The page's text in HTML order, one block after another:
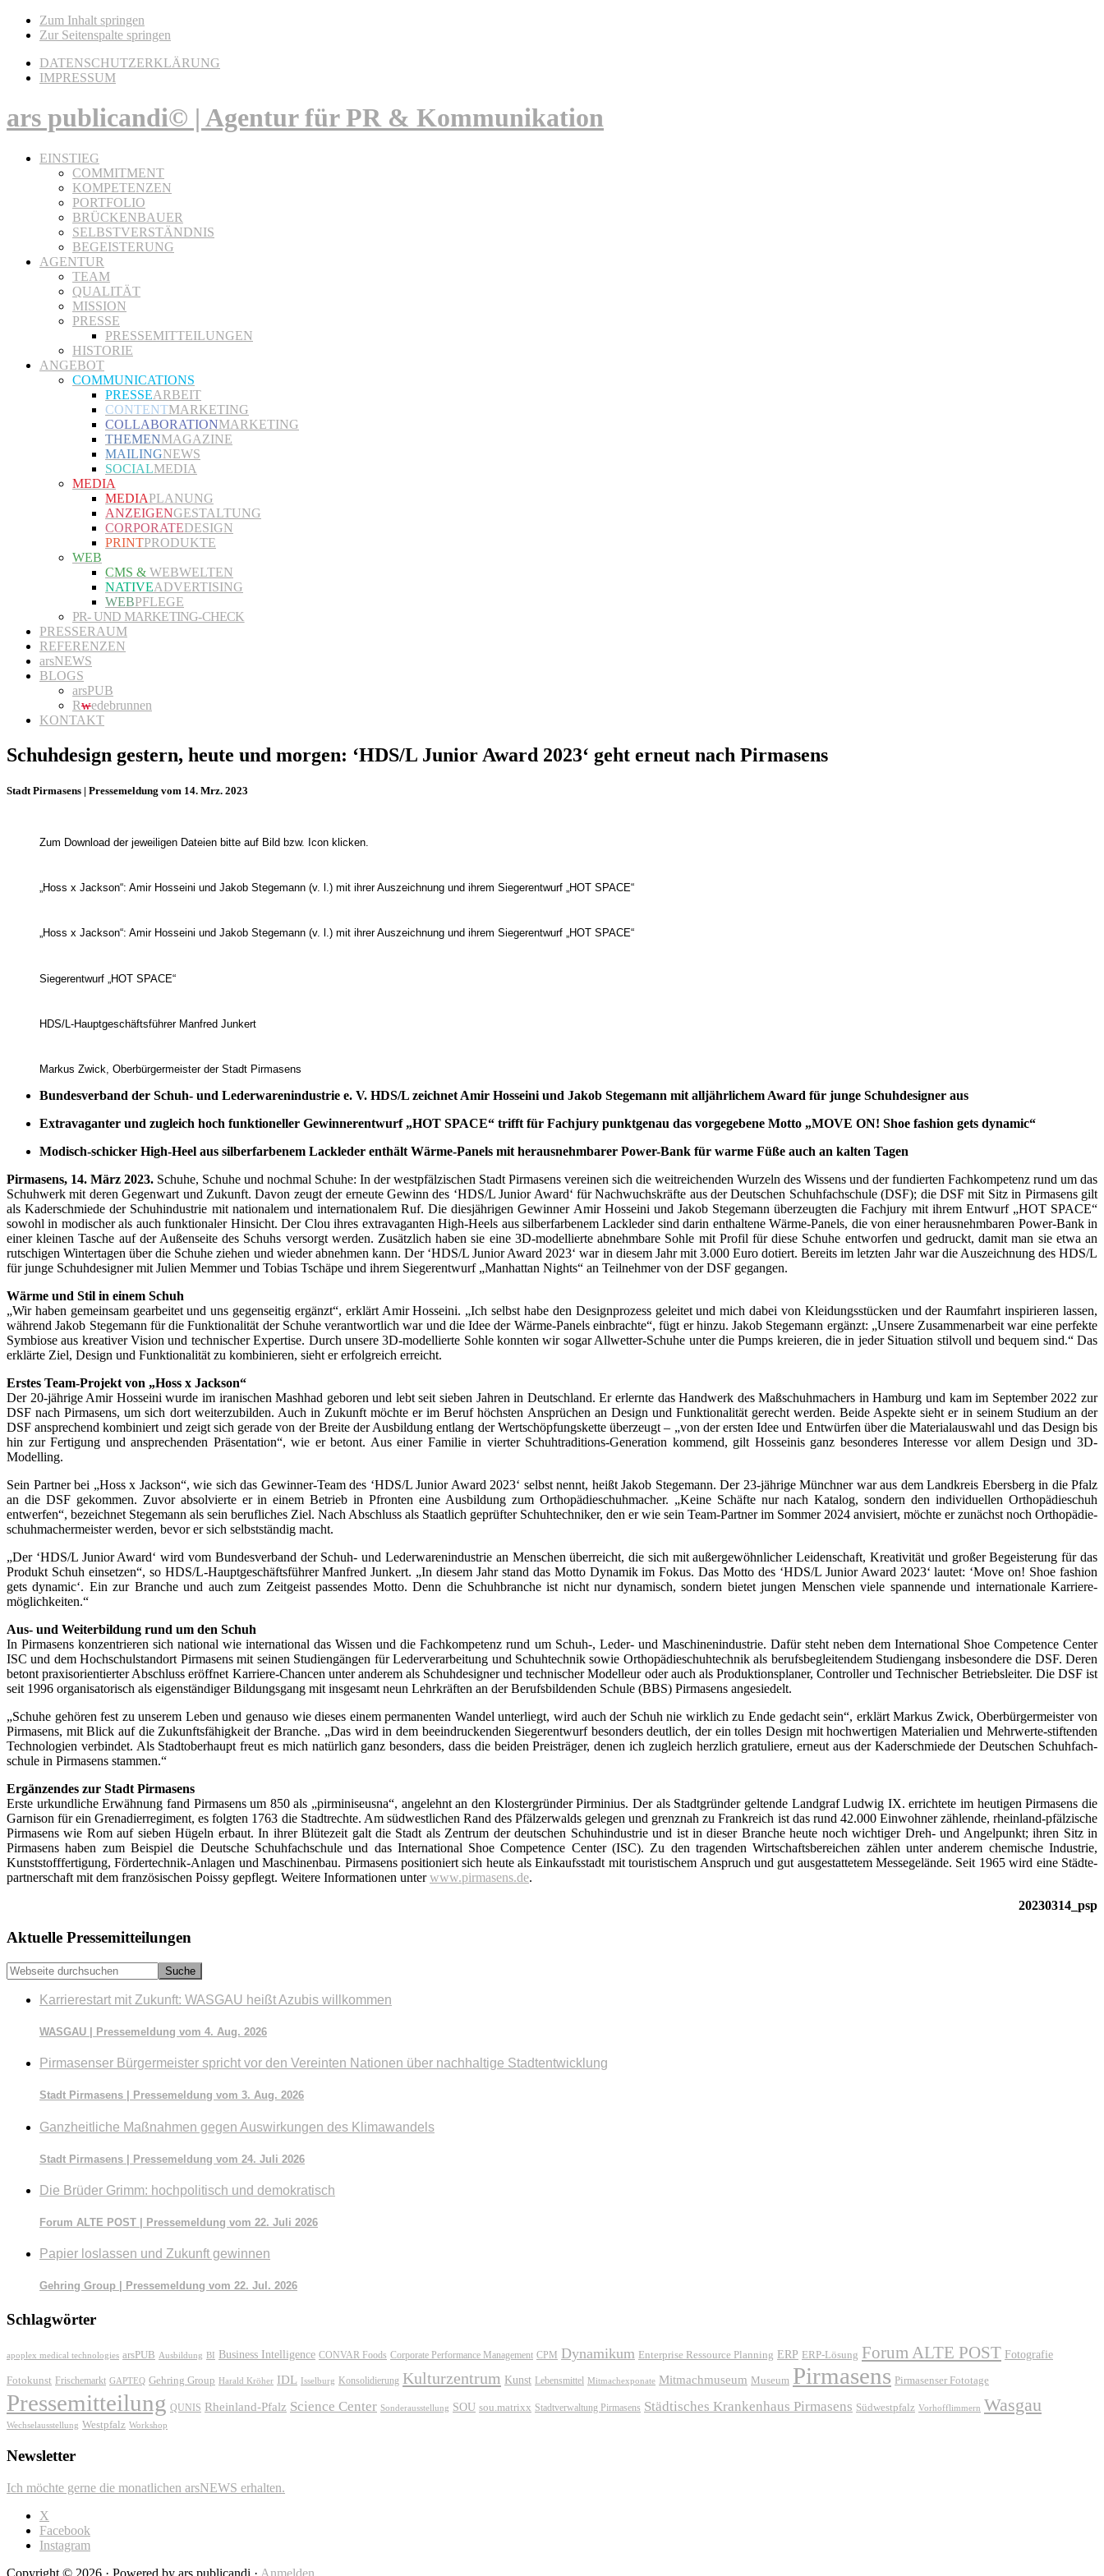
Zum Inhalt springen
Zur Seitenspalte springen
DATENSCHUTZERKLÄRUNG
IMPRESSUM
ars publicandi© | Agentur für PR & Kommunikation
EINSTIEG
COMMITMENT
KOMPETENZEN
PORTFOLIO
BRÜCKENBAUER
SELBSTVERSTÄNDNIS
BEGEISTERUNG
AGENTUR
TEAM
QUALITÄT
MISSION
PRESSE
PRESSEMITTEILUNGEN
HISTORIE
ANGEBOT
COMMUNICATIONS
PRESSEARBEIT
CONTENTMARKETING
COLLABORATIONMARKETING
THEMENMAGAZINE
MAILINGNEWS
SOCIALMEDIA
MEDIA
MEDIAPLANUNG
ANZEIGENGESTALTUNG
CORPORATEDESIGN
PRINTPRODUKTE
WEB
CMS & WEBWELTEN
NATIVEADVERTISING
WEBPFLEGE
PR- UND MARKETING-CHECK
PRESSERAUM
REFERENZEN
arsNEWS
BLOGS
arsPUB
Rwedebrunnen
KONTAKT
Schuhdesign gestern, heute und morgen: ‘HDS/L Junior Award 2023‘ geht erneut nach Pirmasens
Stadt Pirmasens | Pressemeldung vom 14. Mrz. 2023
Zum Download der jeweiligen Dateien bitte auf Bild bzw. Icon klicken.
„Hoss x Jackson“: Amir Hosseini und Jakob Stegemann (v. l.) mit ihrer Auszeichnung und ihrem Siegerentwurf „HOT SPACE“
„Hoss x Jackson“: Amir Hosseini und Jakob Stegemann (v. l.) mit ihrer Auszeichnung und ihrem Siegerentwurf „HOT SPACE“
Siegerentwurf „HOT SPACE“
HDS/L-Hauptgeschäftsführer Manfred Junkert
Markus Zwick, Oberbürgermeister der Stadt Pirmasens
Bundesverband der Schuh- und Lederwarenindustrie e. V. HDS/L zeichnetAmir Hosseini und Jakob Stegemann mit alljährlichem Award für junge Schuhdesigner aus
Extravaganter und zugleich hoch funktioneller Gewinnerentwurf „HOT SPACE“ trifft für Fachjury punktgenau das vorgegebene Motto „MOVE ON! Shoe fashion gets dynamic“
Modisch-schicker High-Heel aus silberfarbenem Lackleder enthält Wärme-Panels mit herausnehmbarer Power-Bank für warme Füße auch an kalten Tagen
Pirmasens, 14. März 2023. Schuhe, Schuhe und nochmal Schuhe: In der westpfälzischen Stadt Pirmasens vereinen sich die weitreichenden Wurzeln des Wissens und der fundierten Fachkompetenz rund um das
Schuhwerk mit deren Gegenwart und Zukunft. Davon zeugt der erneute Gewinn des ‘HDS/L Junior Award‘ für Nachwuchskräfte aus der Deutschen Schuhfachschule (DSF); die DSF mit Sitz in Pirmasens gilt
als Kaderschmiede der Schuhindustrie mit nationalem und internationalem Ruf. Die diesjährigen Gewinner Amir Hosseini und Jakob Stegemann überzeugten die Fachjury mit ihrem Entwurf „HOT SPACE“
sowohl in modischer als auch funktionaler Hinsicht. Der Clou ihres extravaganten High-Heels aus silberfarbenem Lackleder sind darin enthaltene Wärme-Panels, die von einer herausnehmbaren Power-Bank in
einer kleinen Tasche auf der Außenseite des Schuhs versorgt werden. Zusätzlich haben sie eine 3D-modellierte abnehmbare Sohle mit Profil für diese Schuhe entworfen und gedruckt, damit man sie etwa an
rutschigen Wintertagen über die Schuhe ziehen und wieder abnehmen kann. Der ‘HDS/L Junior Award 2023‘ war in diesem Jahr mit 3.000 Euro dotiert. Bereits im letzten Jahr war die Auszeichnung des HDS/L
für junge Schuhdesigner mit Julien Memmer und Tobias Tschäpe und ihrem Siegerentwurf „Manhattan Nights“ an Teilnehmer von der DSF gegangen.
Wärme und Stil in einem Schuh
„Wir haben gemeinsam gearbeitet und uns gegenseitig ergänzt“, erklärt Amir Hosseini. „Ich selbst habe den Designprozess geleitet und mich dabei von Kleidungsstücken und der Raumfahrt inspirieren lassen,
während Jakob Stege­mann für die Funktionalität der Schuhe verantwortlich war und die Idee der Wärme-Panels einbrachte“, fügt er hinzu. Jakob Stegemann ergänzt: „Unsere Zusammenarbeit war eine perfekte
Symbiose aus kreativer Vision und techni­scher Expertise. Durch unsere 3D-modellierte Sohle konnten wir sogar Allwetter-Schuhe unter die Pumps kreieren, die in jeder Situation stilvoll und bequem sind.“ Das
erklärte Ziel, Design und Funktionalität zu kombinieren, sieht er erfolgreich erreicht.
Erstes Team-Projekt von „Hoss x Jackson“
Der 20-jährige Amir Hosseini wurde im iranischen Mashhad geboren und lebt seit sieben Jahren in Deutschland. Er erlernte das Handwerk des Maßschuhmachers in Hamburg und kam im September 2022 zur
DSF nach Pirmasens, um sich dort weiterzubilden. Auch in Zukunft möchte er im Beruf höchsten Ansprüchen an Design und Funktionalität gerecht werden. Beide Aspekte sieht er in seinem Studium an der
DSF ansprechend kombiniert und zeigt sich gerade von der Breite der Ausbildung entlang der Wertschöpfungskette überzeugt – „von der ersten Idee und Entwürfen über die Materialauswahl und das Design bis
hin zur Fertigung und ansprechenden Präsentation“, wie er betont. Aus einer Familie in vierter Schuhtraditions-Generation kommend, gilt Hosseinis ganz besonderes Interesse vor allem Design und 3D-
Modelling.
Sein Partner bei „Hoss x Jackson“, wie sich das Gewinner-Team des ‘HDS/L Junior Award 2023‘ selbst nennt, heißt Jakob Stegemann. Der 23-jährige Münchner war aus dem Landkreis Ebersberg in die Pfalz
an die DSF gekommen. Zuvor absolvierte er in einem Betrieb in Pfronten eine Ausbildung zum Ortho­pädieschuhmacher. „Keine Schäfte nur nach Katalog, sondern den individuellen Orthopädieschuh
entwerfen“, bezeichnet Stegemann als sein berufliches Ziel. Nach Abschluss als Staatlich geprüfter Schuhtechniker, den er wie sein Team-Partner im Sommer 2024 anvisiert, möchte er zunächst noch Orthopädie­
schuhmachermeister werden, bevor er sich selbstständig macht.
„Der ‘HDS/L Junior Award‘ wird vom Bundesverband der Schuh- und Lederwarenindustrie an Menschen überreicht, die sich mit außergewöhnlicher Leidenschaft, Kreativität und großer Begeisterung für das
Produkt Schuh einsetzen“, so HDS/L-Hauptgeschäftsführer Manfred Junkert. „In diesem Jahr stand das Motto Dynamik im Fokus. Das Motto des ‘HDS/L Junior Award 2023‘ lautet: ‘Move on! Shoe fashion
gets dynamic‘. Ein zur Branche und auch zum Zeitgeist passendes Motto. Denn die Schuhbranche ist nicht nur dynamisch, sondern bietet jungen Menschen viele spannende und internationale Karriere­
möglichkeiten.“
Aus- und Weiterbildung rund um den Schuh
In Pirmasens konzentrieren sich national wie international das Wissen und die Fachkompetenz rund um Schuh-, Leder- und Maschinenindustrie. Dafür steht neben dem International Shoe Competence Center
ISC und dem Hochschul­standort Pirmasens mit seinen Studiengängen für Lederverarbeitung und Schuh­technik sowie Orthopädieschuhtechnik als berufsbegleitendem Studiengang insbesondere die DSF. Deren
betont praxisorientierter Abschluss eröffnet Karriere-Chancen unter anderem als Schuhdesigner und technischer Modelleur oder auch als Produktionsplaner, Controller und Technischer Betriebsleiter. Die DSF ist
seit 1996 organisatorisch als eigenständiger Bildungsgang mit insgesamt neun Lehrkräften an der Berufsbildenden Schule (BBS) Pirmasens angesiedelt.
„Schuhe gehören fest zu unserem Leben und genauso wie dieses einem permanenten Wandel unterliegt, wird auch der Schuh nie wirklich zu Ende gedacht sein“, erklärt Markus Zwick, Oberbürgermeister von
Pirmasens, mit Blick auf die Zukunftsfähigkeit der Branche. „Das wird in dem beeindruckenden Sieger­entwurf besonders deutlich, der ein tolles Design mit hochwertigen Materialien und Mehrwerte-stiftenden
Technologien verbindet. Als Stadtoberhaupt freut es mich natürlich ganz besonders, dass die beiden Preisträger, denen ich zugleich herzlich gratuliere, erneut aus der Kaderschmiede der Deutschen Schuhfach­
schule in Pirmasens stammen.“
Ergänzendes zur Stadt Pirmasens
Erste urkundliche Erwähnung fand Pirmasens um 850 als „pirminiseusna“, angelehnt an den Klostergründer Pirminius. Der als Stadtgründer geltende Landgraf Ludwig IX. errichtete im heutigen Pirmasens die
Garnison für ein Grenadierregiment, es folgten 1763 die Stadtrechte. Am südwestlichen Rand des Pfälzerwalds gelegen und grenznah zu Frankreich ist das rund 42.000 Einwohner zählende, rheinland-pfälzische
Pirmasens wie Rom auf sieben Hügeln erbaut. In ihrer Blütezeit galt die Stadt als Zentrum der deutschen Schuhindustrie und ist in dieser Branche heute noch wichtiger Dreh- und Angelpunkt; ihren Sitz in
Pirmasens haben zum Beispiel die Deutsche Schuhfachschule und das International Shoe Competence Center (ISC). Zu den tragenden Wirtschaftsbereichen zählen unter anderem chemische Industrie,
Kunststofffertigung, Förder­technik-Anlagen und Maschinenbau. Pirmasens positioniert sich heute als Einkaufsstadt mit touristischem Anspruch und gut ausgestattetem Messegelände. Seit 1965 wird eine Städte­
partnerschaft mit dem französischen Poissy gepflegt. Weitere Informationen unterwww.pirmasens.de.
20230314_psp
Seitenspalte
Aktuelle Pressemitteilungen
Webseite
durchsuchen
Karrierestart mit Zukunft: WASGAU heißt Azubis willkommen
WASGAU | Pressemeldung vom 4. Aug. 2026
Pirmasenser Bürgermeister spricht vor den Vereinten Nationen über nachhaltige Stadtentwicklung
Stadt Pirmasens | Pressemeldung vom 3. Aug. 2026
Ganzheitliche Maßnahmen gegen Auswirkungen des Klimawandels
Stadt Pirmasens | Pressemeldung vom 24. Juli 2026
Die Brüder Grimm: hochpolitisch und demokratisch
Forum ALTE POST | Pressemeldung vom 22. Juli 2026
Papier loslassen und Zukunft gewinnen
Gehring Group | Pressemeldung vom 22. Jul. 2026
Schlagwörter
apoplex medical technologies arsPUB Ausbildung BI Business Intelligence CONVAR Foods Corporate Performance Management CPM Dynamikum Enterprise Ressource Planning ERP ERP-Lösung Forum ALTE POST Fotografie
Fotokunst Frischemarkt GAPTEQ Gehring Group Harald Kröher IDL Isselburg Konsolidierung Kulturzentrum Kunst Lebensmittel Mitmachexponate Mitmachmuseum Museum Pirmasens Pirmasenser Fototage
Pressemitteilung QUNIS Rheinland-Pfalz Science Center Sonderausstellung SOU sou.matrixx Stadtverwaltung Pirmasens Städtisches Krankenhaus Pirmasens Südwestpfalz Vorhofflimmern Wasgau
Wechselausstellung Westpfalz Workshop
Newsletter
Ich möchte gerne die monatlichen arsNEWS erhalten.
X
Facebook
Instagram
Copyright © 2026 · Powered by ars publicandi · Anmelden